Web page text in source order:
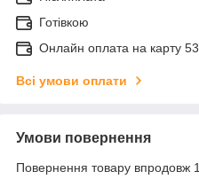
Готівкою
Онлайн оплата на карту
Всі умови оплати
Умови повернення
Повернення товару впродовж